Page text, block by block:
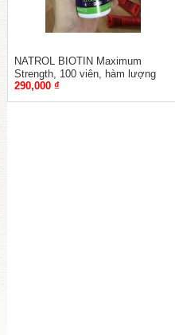
NATROL BIOTIN Maximum
Strength, 100 viên, hàm lượng
10.000mcg
290,000 ₫